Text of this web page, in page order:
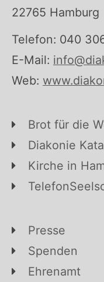
22765 Hamburg
Telefon: 040
E-Mail:
Web:
Brot für die
Diakonie
Kirche in
Presse
Spenden
Ehrenamt